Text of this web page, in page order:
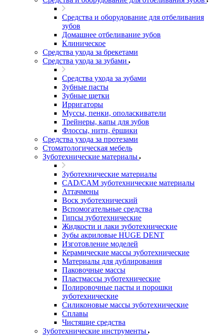
Средства и оборудование для отбеливания
зубов
Домашнее отбеливание зубов
Клиническое
Средства ухода за брекетами
Средства ухода за зубами
Средства ухода за зубами
Зубные пасты
Зубные щетки
Ирригаторы
Муссы, пенки, ополаскиватели
Трейнеры, капы для зубов
Флоссы, нити, ёршики
Средства ухода за протезами
Стоматологическая мебель
Зуботехнические материалы
Зуботехнические материалы
CAD/CAM зуботехнические материалы
Аттачмены
Воск зуботехнический
Вспомогательные средства
Гипсы зуботехнические
Жидкости и лаки зуботехнические
Зубы акриловые HUGE DENT
Изготовление моделей
Керамические массы зуботехнические
Материалы для дублирования
Паковочные массы
Пластмассы зуботехнические
Полировочные пасты и порошки
зуботехнические
Силиконовые массы зуботехнические
Сплавы
Чистящие средства
Зуботехнические инструменты